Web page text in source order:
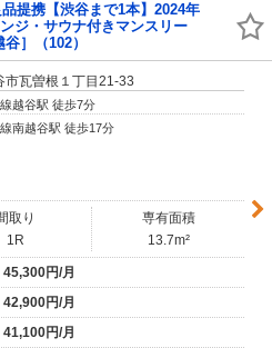
提携【渋谷まで1本】2024年
ジ・サウナ付きマンスリー
］（102）
市瓦曽根１丁目21-33
越谷駅 徒歩7分
線南越谷駅 徒歩17分
取り
1R
専有面積
13.7m²
円/月
円/月
円/月